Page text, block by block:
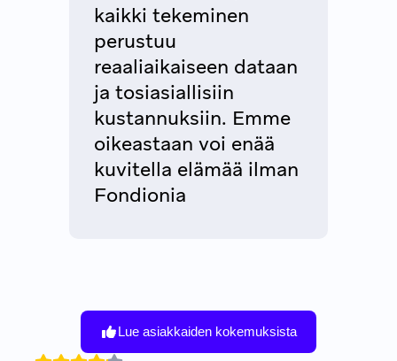
kaikki tekeminen
perustuu
reaaliaikaiseen dataan
ja tosiasiallisiin
kustannuksiin. Emme
oikeastaan voi enää
kuvitella elämää ilman
Fondionia
Lue asiakkaiden kokemuksista